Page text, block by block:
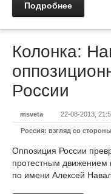
Подробнее
Колонка:
России
msveta 22-08-2013,
Россия: взгляд со стороны
Оппозиция России
протестным движением
по имени Алексей